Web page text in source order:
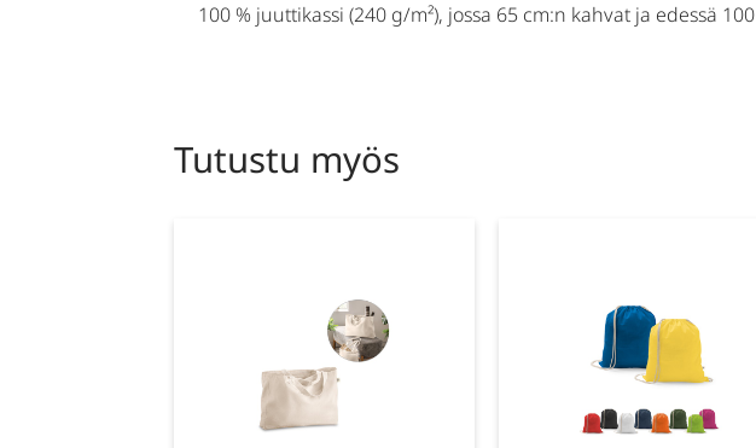
100 % juuttikassi (240 g/m²), jossa 65 cm:n kahvat ja edessä
Tutustu myös